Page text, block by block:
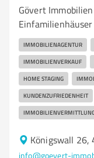
Gövert
IMMOBILIENAGENTUR
IMMOBILIENVERKAUF
HOME STAGING
KUNDENZUFRIEDENHEIT
Königswall 26,
info@goevert-